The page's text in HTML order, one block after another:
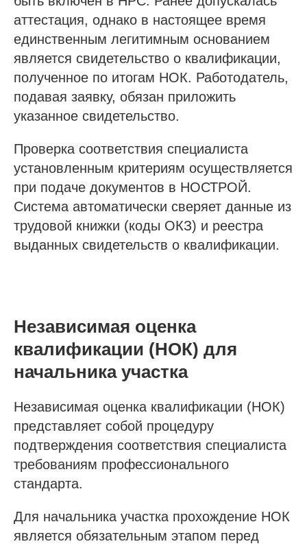
аттестация, однако в настоящее время
единственным легитимным основанием
является свидетельство о квалификации,
полученное по итогам НОК. Работодатель,
подавая заявку, обязан приложить
указанное свидетельство.
Проверка соответствия специалиста
установленным критериям осуществляется
при подаче документов в НОСТРОЙ.
Система автоматически сверяет данные из
трудовой книжки (коды ОКЗ) и реестра
выданных свидетельств о квалификации.
Независимая оценка
квалификации (НОК) для
начальника участка
Независимая оценка квалификации (НОК)
представляет собой процедуру
подтверждения соответствия специалиста
требованиям профессионального
стандарта.
Для начальника участка прохождение НОК
является обязательным этапом перед